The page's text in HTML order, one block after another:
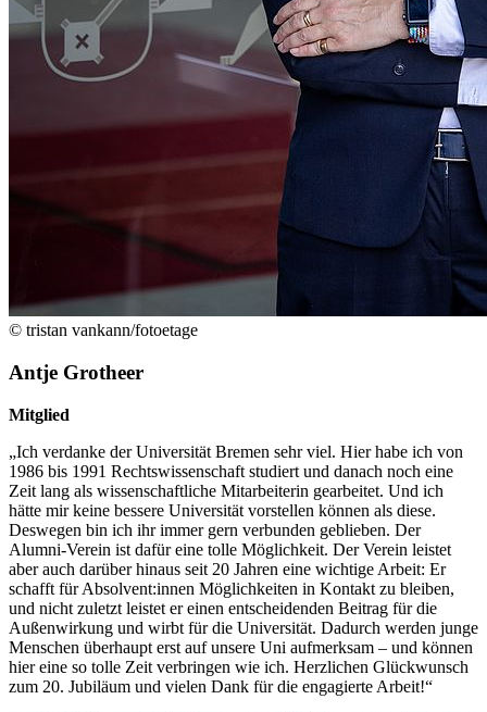
© tristan vankann/fotoetage
Antje Grotheer
Mitglied
„Ich verdanke der Universität Bremen sehr viel. Hier habe ich von
1986 bis 1991 Rechtswissenschaft studiert und danach noch eine
Zeit lang als wissenschaftliche Mitarbeiterin gearbeitet. Und ich
hätte mir keine bessere Universität vorstellen können als diese.
Deswegen bin ich ihr immer gern verbunden geblieben. Der
Alumni-Verein ist dafür eine tolle Möglichkeit. Der Verein leistet
aber auch darüber hinaus seit 20 Jahren eine wichtige Arbeit: Er
schafft für Absolvent:innen Möglichkeiten in Kontakt zu bleiben,
und nicht zuletzt leistet er einen entscheidenden Beitrag für die
Außenwirkung und wirbt für die Universität. Dadurch werden junge
Menschen überhaupt erst auf unsere Uni aufmerksam – und können
hier eine so tolle Zeit verbringen wie ich. Herzlichen Glückwunsch
zum 20. Jubiläum und vielen Dank für die engagierte Arbeit!“